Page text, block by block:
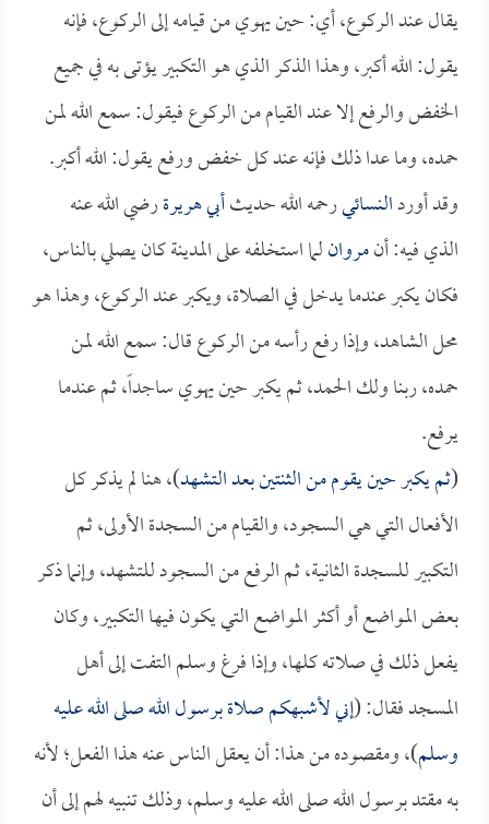
يقال عند الركوع، أي: حين يهوي من قيامه إلى الركوع، فإنه
يقول: الله أكبر، وهذا الذكر الذي هو التكبير يؤتى به في جميع
الخفض والرفع إلا عند القيام من الركوع فيقول: سمع الله لمن
حمده، وما عدا ذلك فإنه عند كل خفض ورفع يقول: الله أكبر.
وقد أوردالنسائيرحمه الله حديثأبي هريرةرضي الله عنه
الذي فيه: أنمروانلما استخلفه على المدينة كان يصلي بالناس،
فكان يكبر عندما يدخل في الصلاة، ويكبر عند الركوع، وهذا هو
محل الشاهد، وإذا رفع رأسه من الركوع قال: سمع الله لمن
حمده، ربنا ولك الحمد، ثم يكبر حين يهوي ساجداً، ثم عندما
يرفع.
(ثم يكبر حين يقوم من الثنتين بعد التشهد)، هنا لم يذكر كل
الأفعال التي هي السجود، والقيام من السجدة الأولى، ثم
التكبير للسجدة الثانية، ثم الرفع من السجود للتشهد، وإنما ذكر
بعض المواضع أو أكثر المواضع التي يكون فيها التكبير، وكان
يفعل ذلك في صلاته كلها، وإذا فرغ وسلم التفت إلى أهل
المسجد فقال: (إني لأشبهكم صلاة برسول الله صلى الله عليه
وسلم)، ومقصوده من هذا: أن يعقل الناس عنه هذا الفعل؛ لأنه
به مقتد برسول الله صلى الله عليه وسلم، وذلك تنبيه لهم إلى أن